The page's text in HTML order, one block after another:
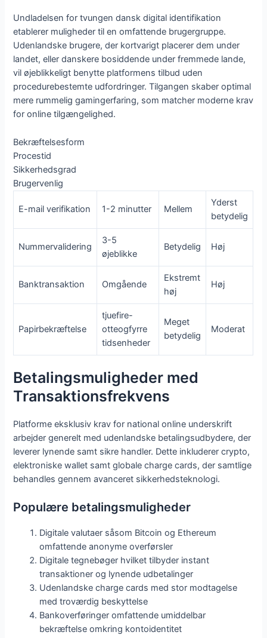
Undladelsen for tvungen dansk digital identifikation
etablerer muligheder til en omfattende brugergruppe.
Udenlandske brugere, der kortvarigt placerer dem under
landet, eller danskere bosiddende under fremmede lande,
vil øjeblikkeligt benytte platformens tilbud uden
procedurebestemte udfordringer. Tilgangen skaber optimal
mere rummelig gamingerfaring, som matcher moderne krav
for online tilgængelighed.
Bekræftelsesform
Procestid
Sikkerhedsgrad
Brugervenlig
E-mail verifikation 1-2 minutter Mellem
Yderst
betydelig
Nummervalidering
3-5
øjeblikke
Betydelig Høj
Banktransaktion Omgående
Ekstremt
høj
Høj
Papirbekræftelse
tjuefire-
otteogfyrre
tidsenheder
Meget
betydelig
Moderat
Betalingsmuligheder med
Transaktionsfrekvens
Platforme eksklusiv krav for national online underskrift
arbejder generelt med udenlandske betalingsudbydere, der
leverer lynende samt sikre handler. Dette inkluderer crypto,
elektroniske wallet samt globale charge cards, der samtlige
behandles gennem avanceret sikkerhedsteknologi.
Populære betalingsmuligheder
Digitale valutaer såsom Bitcoin og Ethereum
omfattende anonyme overførsler
Digitale tegnebøger hvilket tilbyder instant
transaktioner og lynende udbetalinger
Udenlandske charge cards med stor modtagelse
med troværdig beskyttelse
Bankoverføringer omfattende umiddelbar
bekræftelse omkring kontoidentitet